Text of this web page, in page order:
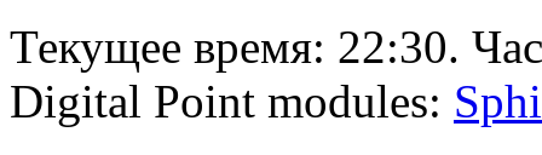
Текущее время: 22:30.
Digital Point modules: